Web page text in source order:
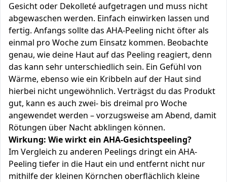
Gesicht oder Dekolleté aufgetragen und muss nicht
abgewaschen werden. Einfach einwirken lassen und
fertig. Anfangs sollte das AHA-Peeling nicht öfter als
einmal pro Woche zum Einsatz kommen. Beobachte
genau, wie deine Haut auf das Peeling reagiert, denn
das kann sehr unterschiedlich sein. Ein Gefühl von
Wärme, ebenso wie ein Kribbeln auf der Haut sind
hierbei nicht ungewöhnlich. Verträgst du das Produkt
gut, kann es auch zwei- bis dreimal pro Woche
angewendet werden – vorzugsweise am Abend, damit
Rötungen über Nacht abklingen können.
Wirkung: Wie wirkt ein AHA-Gesichtspeeling?
Im Vergleich zu anderen Peelings dringt ein AHA-
Peeling tiefer in die Haut ein und entfernt nicht nur
mithilfe der kleinen Körnchen oberflächlich kleine